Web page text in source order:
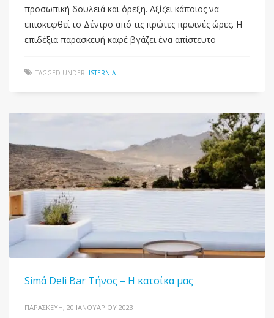
προσωπική δουλειά και όρεξη. Αξίζει κάποιος να
επισκεφθεί το Δέντρο από τις πρώτες πρωινές ώρες. Η
επιδέξια παρασκευή καφέ βγάζει ένα απίστευτο
TAGGED UNDER: ISTERNIA
Simά Deli Bar Τήνος – Η κατσίκα μας
ΠΑΡΑΣΚΕΥΉ, 20 ΙΑΝΟΥΑΡΊΟΥ 2023